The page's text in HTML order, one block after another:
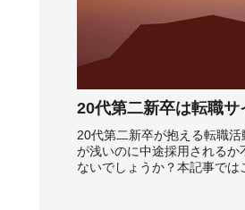
20代第二新卒は転職
20代第二新卒が抱える転職
が浅いのに中途採用される
ないでしょうか？本記事では